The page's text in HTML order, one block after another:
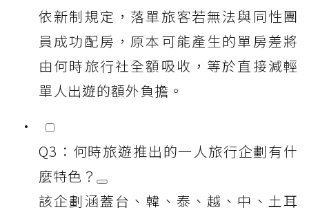
依新制規定，落單旅客若無法與同性團
員成功配房，原本可能產生的單房差將
由何時旅行社全額吸收，等於直接減輕
單人出遊的額外負擔。
Q3：何時旅遊推出的一人旅行企劃有什
麼特色？
該企劃涵蓋台、韓、泰、越、中、土耳